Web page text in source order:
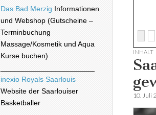
INHALT
10. Juli
Das Bad Merzig Informationen
und Webshop (Gutscheine –
Terminbuchung
Massage/Kosmetik und Aqua
Kurse buchen)
inexio Royals Saarlouis
Website der Saarlouiser
Basketballer